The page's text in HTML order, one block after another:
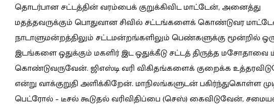
தொடர்பான சட்டத்தின் வரம்பைக் குறுக்கிவிட மாட்டேன், அனைத்து
மதத்தவருக்கும் பொதுவான சிவில் சட்டங்களைக் கொண்டுவர
நாடாளுமன்றத்திலும் சட்டமன்றங்களிலும் பெண்களுக்கு மூன்றில்
இடங்களை ஒதுக்கும் மகளிர் இட ஒதுக்கீடு சட்டத் திருத்த மசோதாவை
கொண்டுவருவேன். ஜிஎஸ்டி வரி விகிதங்களைக் குறைக்க
என்று வாக்குறுதி அளிக்கிறேன். மாநிலங்களுடன் பகிர்ந்துகொள்ள
பெட்ரோல் – டீசல் கூடுதல் வரிவிதிப்பை (செஸ்) கைவிடுவேன், சமையல்